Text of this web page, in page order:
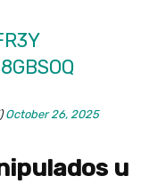
October 26, 2025
u